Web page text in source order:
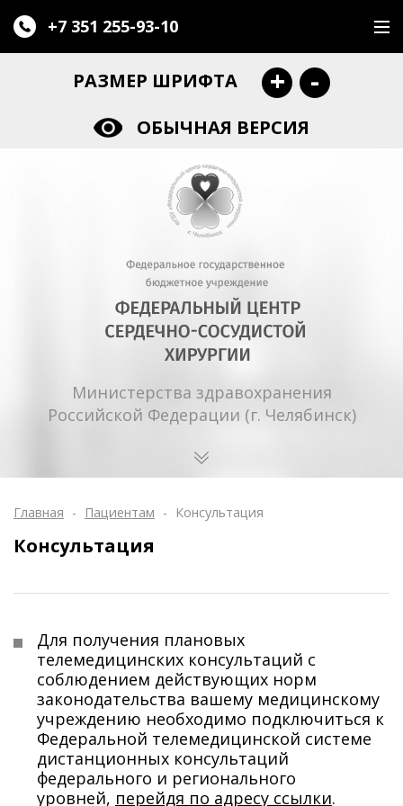
РАЗМЕР ШРИФТА + -
ОБЫЧНАЯ ВЕРСИЯ
+7 351 255-93-10
Министерства здравохранения
Российской Федерации (г. Челябинск)
Главная - Пациентам - Консультация
Консультация
Для получения плановых
телемедицинских консультаций с
соблюдением действующих норм
законодательства вашему медицинскому
учреждению необходимо подключиться к
Федеральной телемедицинской системе
дистанционных консультаций
федерального и регионального
уровней, перейдя по адресу ссылки.